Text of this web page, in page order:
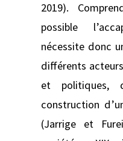
2019).
possible
nécessite donc
différents
et politiques,
construction
(Jarrige et